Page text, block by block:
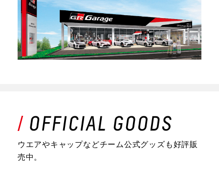
ウエアやキャップなどチーム公式グッズも好評販
売中。